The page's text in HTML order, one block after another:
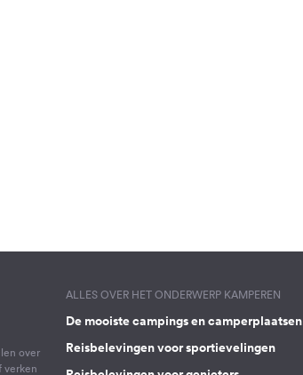
over
verken
ALLES OVER HET ONDERWERP KAMPEREN
De mooiste campings en camperplaatsen
Reisbelevingen voor sportievelingen